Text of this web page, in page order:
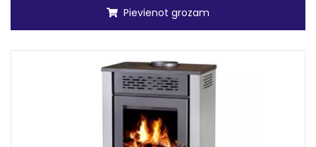
Pievienot grozam